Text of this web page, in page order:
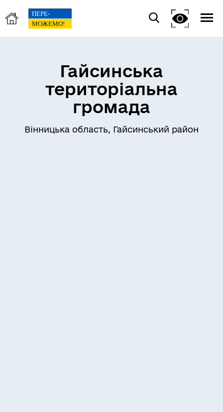
Гайсинська
територіальна
громада
Вінницька область, Гайсинський район